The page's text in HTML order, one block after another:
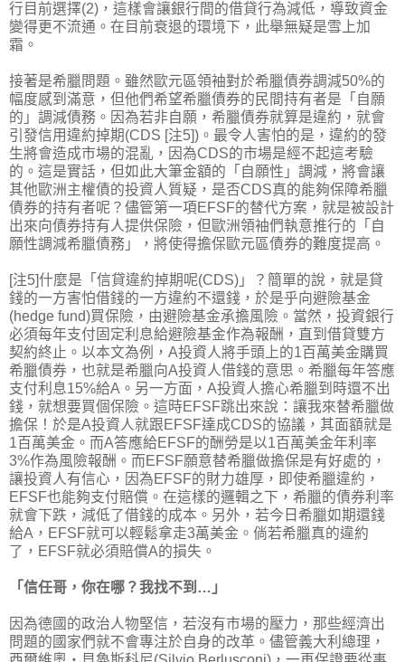
行目前選擇(2)，這樣會讓銀行間的借貸行為減低，導致資金
變得更不流通。在目前衰退的環境下，此舉無疑是雪上加
霜。
接著是希臘問題。雖然歐元區領袖對於希臘債券調減50%的
幅度感到滿意，但他們希望希臘債券的民間持有者是「自願
的」調減債務。因為若非自願，希臘債券就算是違約，就會
引發信用違約掉期(CDS [注5])。最令人害怕的是，違約的發
生將會造成市場的混亂，因為CDS的市場是經不起這考驗
的。這是實話，但如此大筆金額的「自願性」調減，將會讓
其他歐洲主權債的投資人質疑，是否CDS真的能夠保障希臘
債券的持有者呢？儘管第一項EFSF的替代方案，就是被設計
出來向債券持有人提供保險，但歐洲領袖們執意推行的「自
願性調減希臘債務」，將使得擔保歐元區債券的難度提高。
[注5]什麼是「信貸違約掉期呢(CDS)」？簡單的說，就是貸
錢的一方害怕借錢的一方違約不還錢，於是乎向避險基金
(hedge fund)買保險，由避險基金承擔風險。當然，投資銀行
必須每年支付固定利息給避險基金作為報酬，直到借貸雙方
契約終止。以本文為例，A投資人將手頭上的1百萬美金購買
希臘債券，也就是希臘向A投資人借錢的意思。希臘每年答應
支付利息15%給A。另一方面，A投資人擔心希臘到時還不出
錢，就想要買個保險。這時EFSF跳出來說：讓我來替希臘做
擔保！於是A投資人就跟EFSF達成CDS的協議，其面額就是
1百萬美金。而A答應給EFSF的酬勞是以1百萬美金年利率
3%作為風險報酬。而EFSF願意替希臘做擔保是有好處的，
讓投資人有信心，因為EFSF的財力雄厚，即使希臘違約，
EFSF也能夠支付賠償。在這樣的邏輯之下，希臘的債券利率
就會下跌，減低了借錢的成本。另外，若今日希臘如期還錢
給A，EFSF就可以輕鬆拿走3萬美金。倘若希臘真的違約
了，EFSF就必須賠償A的損失。
「信任哥，你在哪？我找不到…」
因為德國的政治人物堅信，若沒有市場的壓力，那些經濟出
問題的國家們就不會專注於自身的改革。儘管義大利總理，